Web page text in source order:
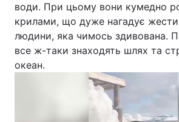
води. При цьому вони кумедно
крилами, що дуже нагадує
людини, яка чимось здивована.
все ж-таки знаходять шлях та
океан.